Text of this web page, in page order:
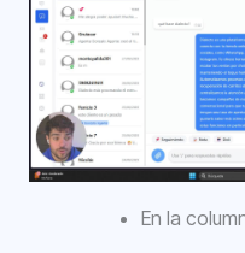
En la